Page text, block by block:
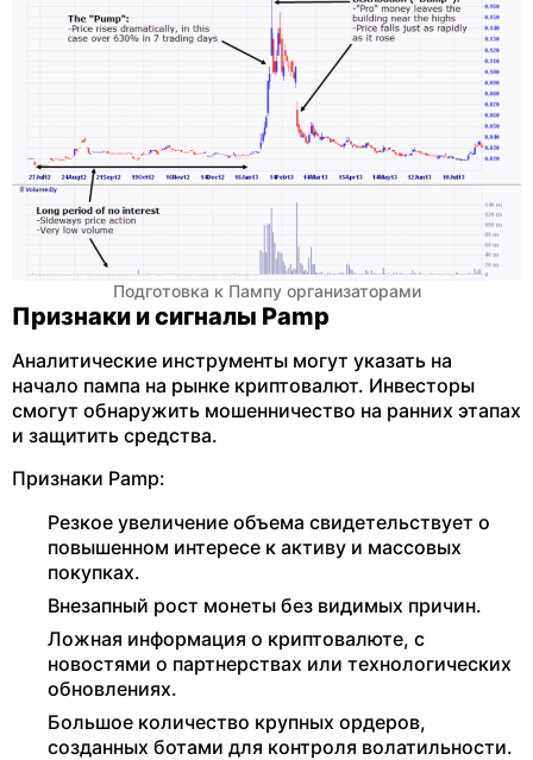
Подготовка к Пампу организаторами
Признаки и сигналы Pamp
Аналитические инструменты могут указать на
начало пампа на рынке криптовалют. Инвесторы
смогут обнаружить мошенничество на ранних этапах
и защитить средства.
Признаки Pamp:
Резкое увеличение объема свидетельствует о
повышенном интересе к активу и массовых
покупках.
Внезапный рост монеты без видимых причин.
Ложная информация о криптовалюте, с
новостями о партнерствах или технологических
обновлениях.
Большое количество крупных ордеров,
созданных ботами для контроля волатильности.